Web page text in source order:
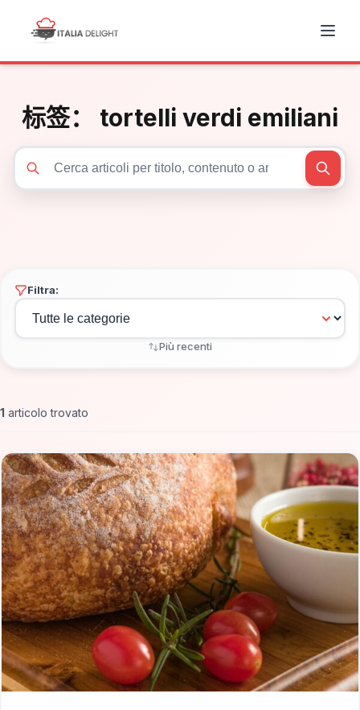
标签： tortelli verdi emiliani
Filtra:
Più recenti
1 articolo trovato